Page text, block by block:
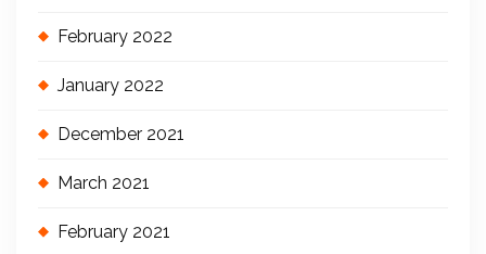
February 2022
January 2022
December 2021
March 2021
February 2021